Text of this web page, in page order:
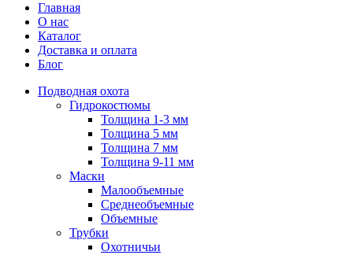
Главная
О нас
Каталог
Доставка и оплата
Блог
Подводная охота
Гидрокостюмы
Толщина 1-3 мм
Толщина 5 мм
Толщина 7 мм
Толщина 9-11 мм
Маски
Малообъемные
Среднеобъемные
Объемные
Трубки
Охотничьи